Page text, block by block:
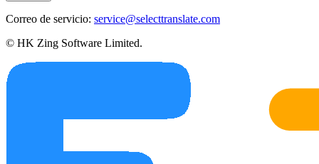
Correo de servicio: service@selecttranslate.com
© HK Zing Software Limited.